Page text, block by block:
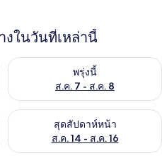
งในวันที่เหล่านี้
ส.ค. 6 - ส.ค. 7พรุ่งนี้
ส.ค. 7 - ส.ค. 8
ตรวจสอบจำนวนห้องพักว่างใน
ปดาห์นี้ ส.ค. 7 - ส.ค. 9
สุดสัปดาห์หน้า
ส.ค. 14 - ส.ค. 16
ตรวจสอบจำนวนห้องพักว่างใน